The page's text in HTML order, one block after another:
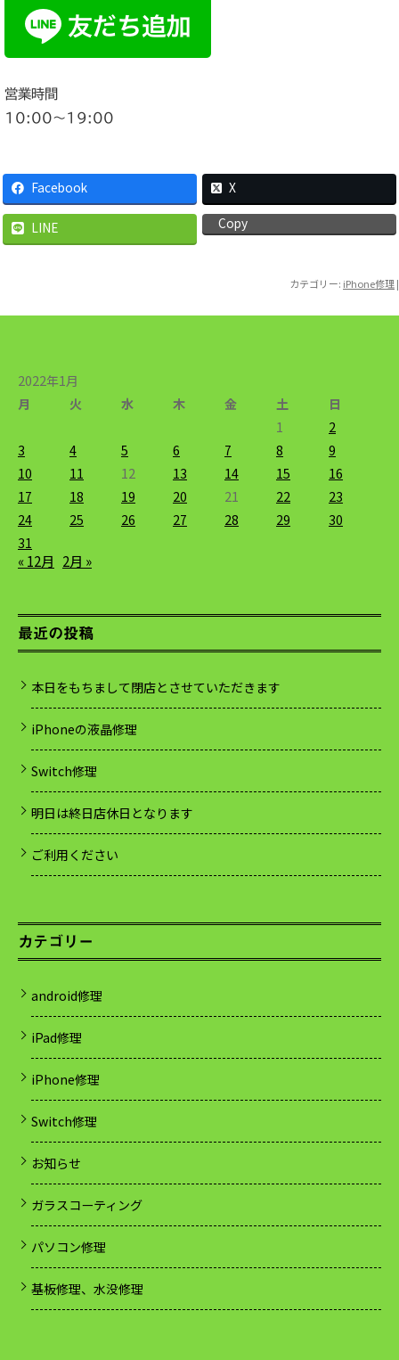
営業時間
10:00〜19:00
Facebook X
LINE Copy
カテゴリー: iPhone修理|
2022年1月
月
火 水 木 金 土
日
1
2
3
4 5 6 7 8
9
10
11 12 13 14 15
16
17
18 19 20 21 22
23
24
25 26 27 28 29
30
31
« 12月 2月 »
最近の投稿
本日をもちまして閉店とさせていただきます
iPhoneの液晶修理
Switch修理
明日は終日店休日となります
ご利用ください
カテゴリー
android修理
iPad修理
iPhone修理
Switch修理
お知らせ
ガラスコーティング
パソコン修理
基板修理、水没修理